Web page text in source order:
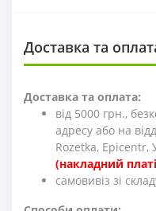
Доставка та
Доставка та оплата:
від 5000 грн.,
адресу або на
Rozetka, Epicentr,
(накладний
cамовивіз зі